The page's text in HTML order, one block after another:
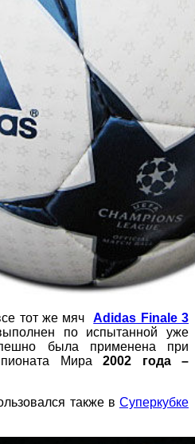
тот же мячAdidas Finale 3
по испытанной уже
была применена при
Мира 2002 года –
также в Суперкубке